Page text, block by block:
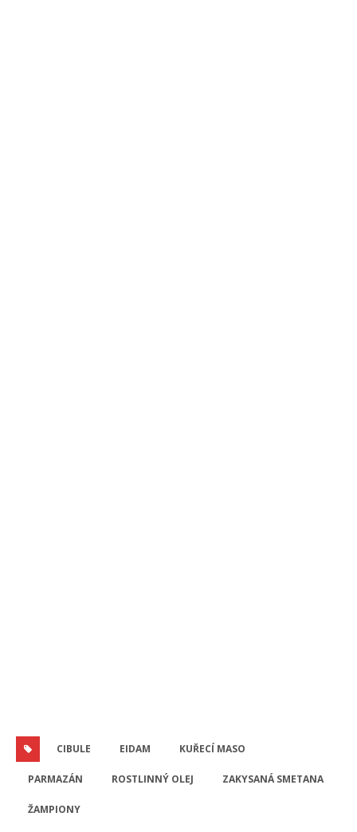
CIBULE EIDAM KUŘECÍ MASO
PARMAZÁN ROSTLINNÝ OLEJ ZAKYSANÁ SMETANA
ŽAMPIONY